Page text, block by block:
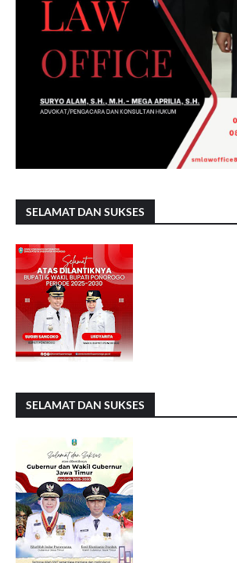
SELAMAT DAN SUKSES
SELAMAT DAN SUKSES